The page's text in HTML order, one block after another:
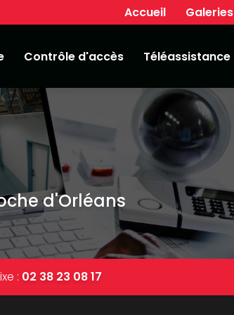
Navigation secondaire
Accueil Galeries
Contrôle d'accès Téléassistance
d'Orléans
: 02 38 23 08 17